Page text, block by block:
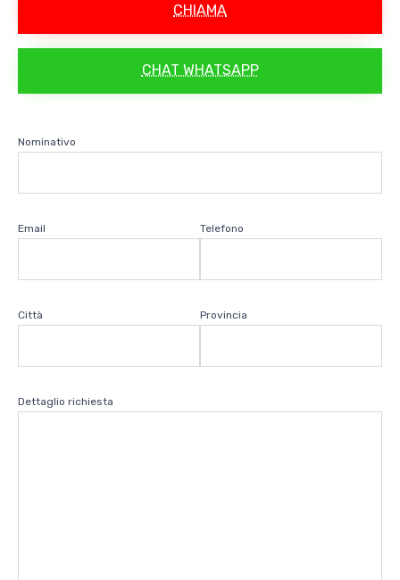
CHIAMA
CHAT WHATSAPP
Nominativo
Email Telefono
Città Provincia
Dettaglio richiesta